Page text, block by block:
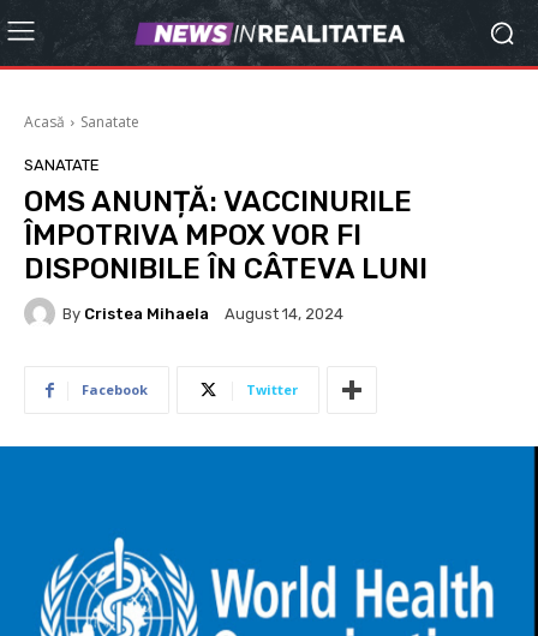
Acasă Sanatate
SANATATE
OMS ANUNȚĂ: VACCINURILE
ÎMPOTRIVA MPOX VOR FI
DISPONIBILE ÎN CÂTEVA LUNI
By Cristea Mihaela August 14, 2024
Facebook Twitter